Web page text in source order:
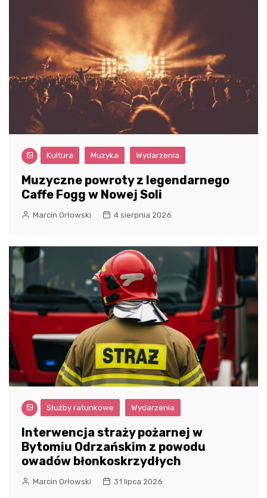
Kultura Muzyka Wydarzenia
Muzyczne powroty z legendarnego
Caffe Fogg w Nowej Soli
Marcin Orłowski 4 sierpnia 2026
Służby ratunkowe Wydarzenia
Interwencja straży pożarnej w
Bytomiu Odrzańskim z powodu
owadów błonkoskrzydłych
Marcin Orłowski 31 lipca 2026